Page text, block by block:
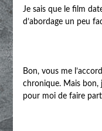
Je sais que le film
d’abordage un peu
Bon, vous me
chronique. Mais bon,
pour moi de faire